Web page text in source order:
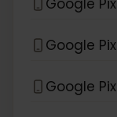
Google
Google